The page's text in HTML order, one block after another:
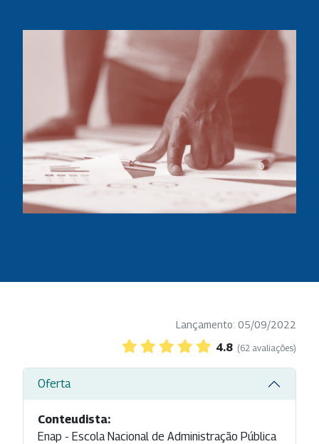
Lançamento: 05/09/2022
4.8 (62 avaliações)
Oferta
Conteudista:
Enap - Escola Nacional de Administração Pública